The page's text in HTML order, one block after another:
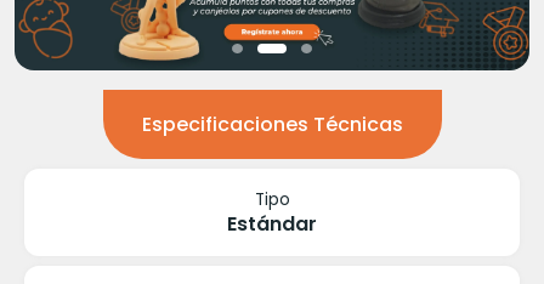
Especificaciones Técnicas
Tipo
Estándar